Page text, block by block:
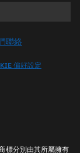
聯絡
偏好設定
標分別由其所屬擁有